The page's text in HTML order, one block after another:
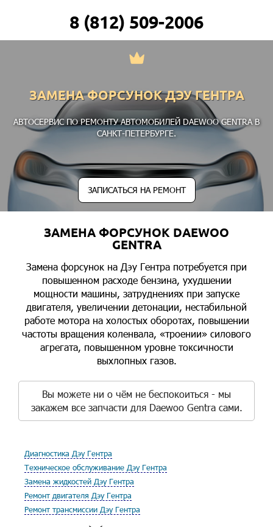
8 (812) 509-2006
ЗАМЕНА ФОРСУНОК ДЭУ ГЕНТРА
АВТОСЕРВИС ПО РЕМОНТУ АВТОМОБИЛЕЙ DAEWOO GENTRA В
САНКТ-ПЕТЕРБУРГЕ.
ЗАПИСАТЬСЯ НА РЕМОНТ
ЗАМЕНА ФОРСУНОК DAEWOO
GENTRA
Замена форсунок на Дэу Гентра потребуется при
повышенном расходе бензина, ухудшении
мощности машины, затруднениях при запуске
двигателя, увеличении детонации, нестабильной
работе мотора на холостых оборотах, повышении
частоты вращения коленвала, «троении» силового
агрегата, повышенном уровне токсичности
выхлопных газов.
Вы можете ни о чём не беспокоиться - мы
закажем все запчасти для Daewoo Gentra сами.
Диагностика Дэу Гентра
Техническое обслуживание Дэу Гентра
Замена жидкостей Дэу Гентра
Ремонт двигателя Дэу Гентра
Ремонт трансмиссии Дэу Гентра